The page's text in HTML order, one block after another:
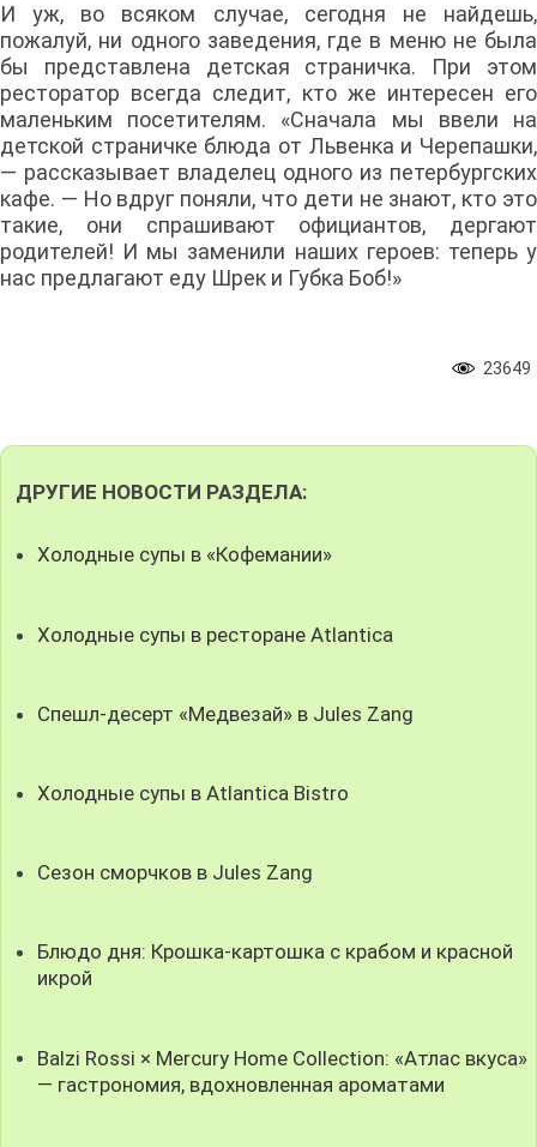
И уж, во всяком случае, сегодня не найдешь,
пожалуй, ни одного заведения, где в меню не была
бы представлена детская страничка. При этом
ресторатор всегда следит, кто же интересен его
маленьким посетителям. «Сначала мы ввели на
детской страничке блюда от Львенка и Черепашки,
— рассказывает владелец одного из петербургских
кафе. — Но вдруг поняли, что дети не знают, кто это
такие, они спрашивают официантов, дергают
родителей! И мы заменили наших героев: теперь у
нас предлагают еду Шрек и Губка Боб!»
23649
ДРУГИЕ НОВОСТИ РАЗДЕЛА:
Холодные супы в «Кофемании»
Холодные супы в ресторане Atlantica
Спешл-десерт «Медвезай» в Jules Zang
Холодные супы в Atlantica Bistro
Сезон сморчков в Jules Zang
Блюдо дня: Крошка-картошка с крабом и красной
икрой
Balzi Rossi × Mercury Home Collection: «Атлас вкуса»
— гастрономия, вдохновленная ароматами